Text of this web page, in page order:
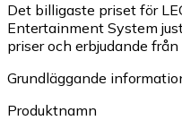
Det billigaste priset för
Entertainment System
priser och erbjudande
Grundläggande
Produktnamn